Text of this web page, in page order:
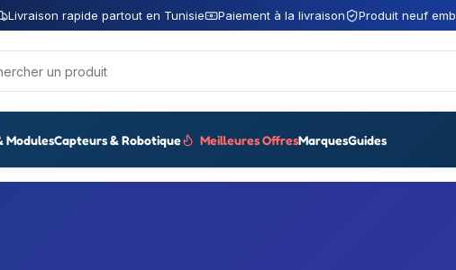
Livraison rapide partout en Tunisie Paiement à la livraison Produit neuf
ModulesCapteurs & Robotique Meilleures OffresMarquesGuides